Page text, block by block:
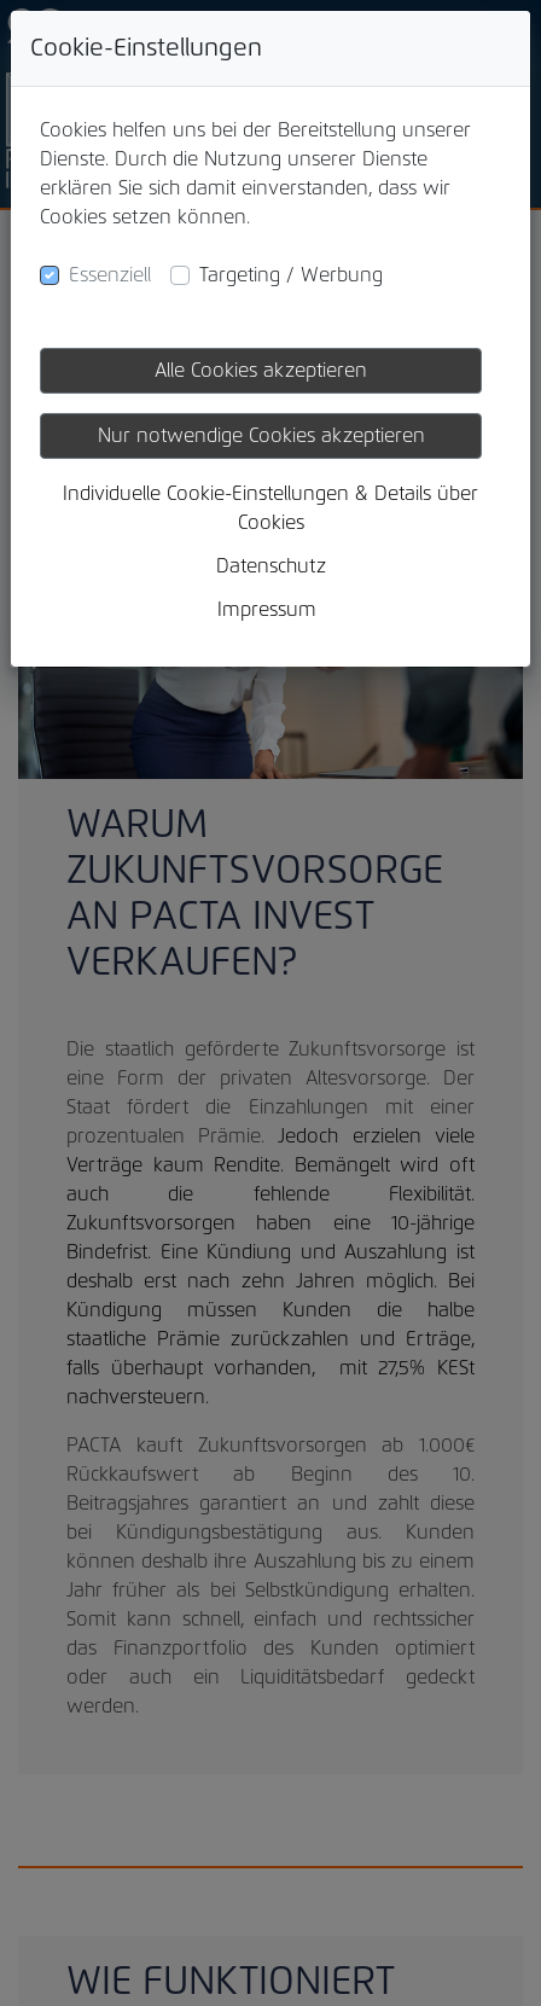
staatlich geförderte
verkaufen
WARUM
ZUKUNFTSVORSORGE
AN PACTA INVEST
VERKAUFEN?
Die staatlich geförderte Zukunftsvorsorge ist
eine Form der privaten Altesvorsorge. Der
Staat fördert die Einzahlungen mit einer
prozentualen Prämie.
Jedoch erzielen viele
Verträge kaum Rendite. Bemängelt wird oft
auch die fehlende Flexibilität.
Zukunftsvorsorgen haben eine 10-jährige
Bindefrist. Eine Kündiung und Auszahlung ist
deshalb erst nach zehn Jahren möglich. Bei
Kündigung müssen Kunden die halbe
staatliche Prämie zurückzahlen und Erträge,
falls überhaupt vorhanden, mit 27,5% KESt
nachversteuern.
PACTA kauft Zukunftsvorsorgen ab 1.000€
Rückkaufswert ab Beginn des 10.
Beitragsjahres garantiert an und zahlt diese
bei Kündigungsbestätigung aus. Kunden
können deshalb ihre Auszahlung bis zu einem
Jahr früher als bei Selbstkündigung erhalten.
Somit kann schnell, einfach und rechtssicher
das Finanzportfolio des Kunden optimiert
oder auch ein Liquiditätsbedarf gedeckt
werden.
WIE FUNKTIONIERT
Cookie-Einstellungen
Cookies helfen uns bei der Bereitstellung unserer
Dienste. Durch die Nutzung unserer Dienste
erklären Sie sich damit einverstanden, dass wir
Cookies setzen können.
Essenziell Targeting / Werbung
Alle Cookies akzeptieren
Nur notwendige Cookies akzeptieren
Individuelle Cookie-Einstellungen & Details über
Cookies
Datenschutz
Impressum